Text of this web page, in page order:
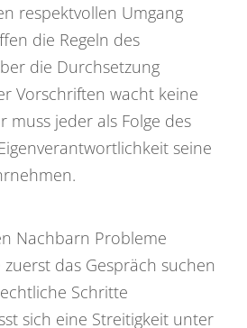
respektvollen Umgang
die Regeln des
die Durchsetzung
Vorschriften wacht keine
muss jeder als Folge des
seine
Nachbarn Probleme
das Gespräch suchen
Schritte
sich eine Streitigkeit unter